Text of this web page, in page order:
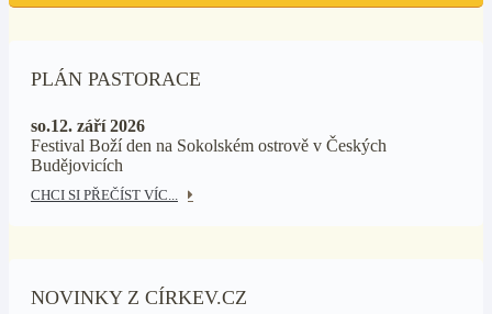
PLÁN PASTORACE
so.12. září 2026
Festival Boží den na Sokolském ostrově v Českých
Budějovicích
CHCI SI PŘEČÍST VÍC...
NOVINKY Z CÍRKEV.CZ